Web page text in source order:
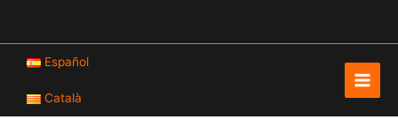
contenido
Español
Català